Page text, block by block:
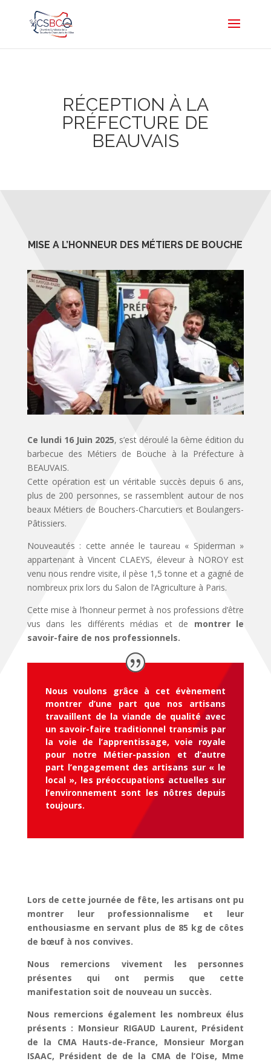
RÉCEPTION À LA
PRÉFECTURE DE
BEAUVAIS
MISE A L’HONNEUR DES MÉTIERS DE BOUCHE
Ce lundi 16 Juin 2025, s’est déroulé la 6ème édition du
barbecue des Métiers de Bouche à la Préfecture à
BEAUVAIS.
Cette opération est un véritable succès depuis 6 ans,
plus de 200 personnes, se rassemblent autour de nos
beaux Métiers de Bouchers-Charcutiers et Boulangers-
Pâtissiers.
Nouveautés : cette année le taureau « Spiderman »
appartenant à Vincent CLAEYS, éleveur à NOROY est
venu nous rendre visite, il pèse 1,5 tonne et a gagné de
nombreux prix lors du Salon de l’Agriculture à Paris.
Cette mise à l’honneur permet à nos professions d’être
vus dans les différents médias et de montrer le
savoir-faire de nos professionnels.
Nous voulons grâce à cet évènement
montrer d’une part que nos artisans
travaillent de la viande de qualité avec
un savoir-faire traditionnel transmis par
la voie de l’apprentissage, voie royale
pour notre Métier-passion et d’autre
part l’engagement des artisans sur « le
local », les préoccupations actuelles sur
l’environnement sont les nôtres depuis
toujours.
Lors de cette journée de fête, les artisans ont pu
montrer leur professionnalisme et leur
enthousiasme en servant plus de 85 kg de côtes
de bœuf à nos convives.
Nous remercions vivement les personnes
présentes qui ont permis que cette
manifestation soit de nouveau un succès.
Nous remercions également les nombreux élus
présents : Monsieur RIGAUD Laurent, Président
de la CMA Hauts-de-France, Monsieur Morgan
ISAAC, Président de de la CMA de l’Oise, Mme